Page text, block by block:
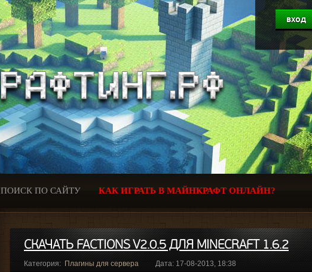
ВХОД
ПОИСК ПО САЙТУ КАК ИГРАТЬ В МАЙНКРАФТ ОНЛАЙН?
СКАЧАТЬ FACTIONS V2.0.5 ДЛЯ MINECRAFT 1.6.2
Категория: Плагины для сервера Дата: 17-08-2013, 18:38